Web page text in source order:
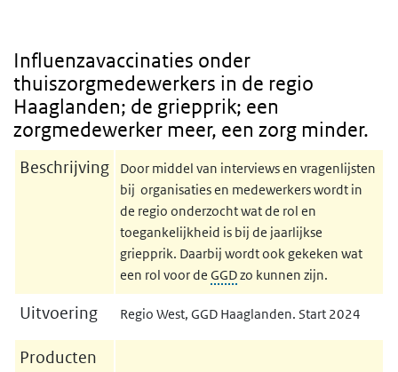
Influenzavaccinaties onder
thuiszorgmedewerkers in de regio
Haaglanden; de griepprik; een
zorgmedewerker meer, een zorg minder.
Beschrijving
Door middel van interviews en vragenlijsten
bij organisaties en medewerkers wordt in
de regio onderzocht wat de rol en
toegankelijkheid is bij de jaarlijkse
griepprik. Daarbij wordt ook gekeken wat
een rol voor de GGDzo kunnen zijn.
Uitvoering Regio West, GGD Haaglanden. Start 2024
Producten